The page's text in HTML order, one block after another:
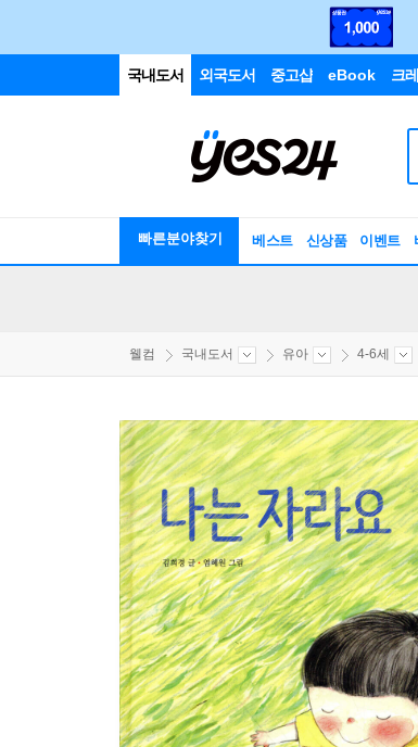
국내도서 외국도서 중고샵 eBook 크
빠른분야찾기 베스트 신상품 이벤트
웰컴 국내도서 유아 4-6세